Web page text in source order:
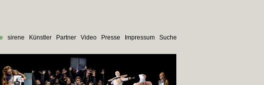
sirene Künstler Partner Video Presse Impressum Suche